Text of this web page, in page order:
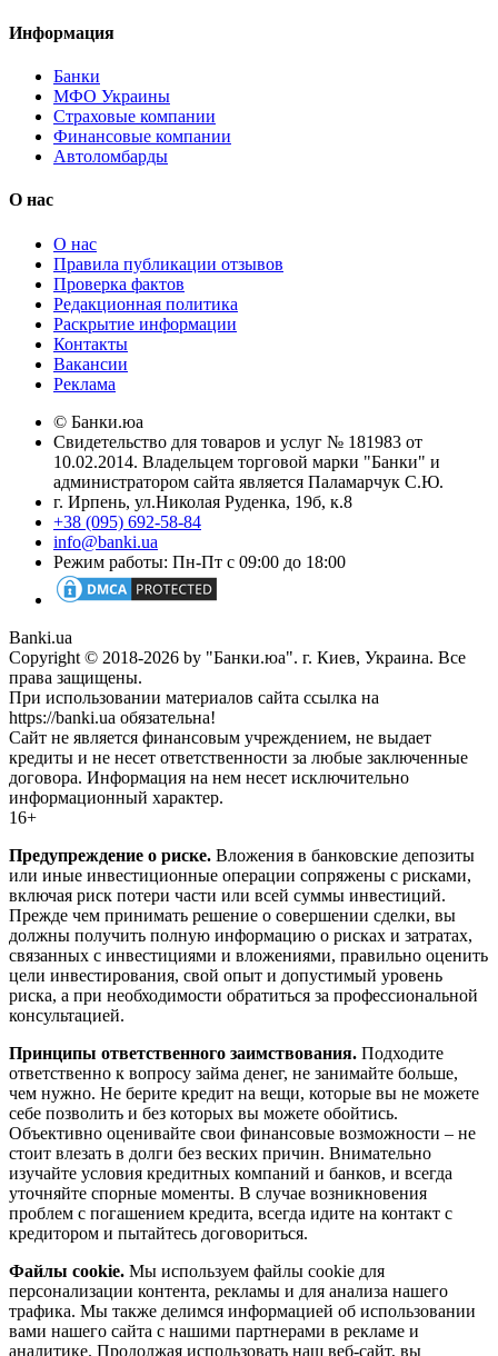
Информация
Банки
МФО Украины
Страховые компании
Финансовые компании
Автоломбарды
О нас
О нас
Правила публикации отзывов
Проверка фактов
Редакционная политика
Раскрытие информации
Контакты
Вакансии
Реклама
© Банки.юа
Свидетельство для товаров и услуг № 181983 от
10.02.2014. Владельцем торговой марки "Банки" и
администратором сайта является Паламарчук С.Ю.
г. Ирпень, ул.Николая Руденка, 19б, к.8
+38 (095) 692-58-84
info@banki.ua
Режим работы: Пн-Пт с 09:00 до 18:00
Banki.ua
Copyright © 2018-2026 by "Банки.юа". г. Киев, Украина. Все
права защищены.
При использовании материалов сайта ссылка на
https://banki.ua обязательна!
Сайт не является финансовым учреждением, не выдает
кредиты и не несет ответственности за любые заключенные
договора. Информация на нем несет исключительно
информационный характер.
16+
Предупреждение о риске. Вложения в банковские депозиты
или иные инвестиционные операции сопряжены с рисками,
включая риск потери части или всей суммы инвестиций.
Прежде чем принимать решение о совершении сделки, вы
должны получить полную информацию о рисках и затратах,
связанных с инвестициями и вложениями, правильно оценить
цели инвестирования, свой опыт и допустимый уровень
риска, а при необходимости обратиться за профессиональной
консультацией.
Принципы ответственного заимствования. Подходите
ответственно к вопросу займа денег, не занимайте больше,
чем нужно. Не берите кредит на вещи, которые вы не можете
себе позволить и без которых вы можете обойтись.
Объективно оценивайте свои финансовые возможности – не
стоит влезать в долги без веских причин. Внимательно
изучайте условия кредитных компаний и банков, и всегда
уточняйте спорные моменты. В случае возникновения
проблем с погашением кредита, всегда идите на контакт с
кредитором и пытайтесь договориться.
Файлы cookie. Мы используем файлы cookie для
персонализации контента, рекламы и для анализа нашего
трафика. Мы также делимся информацией об использовании
вами нашего сайта с нашими партнерами в рекламе и
аналитике. Продолжая использовать наш веб-сайт, вы